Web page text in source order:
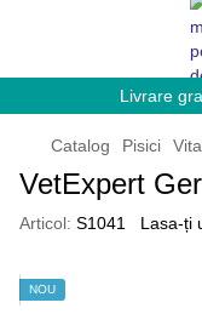
Livrare
Catalog Pisici
VetExpert
Articol: S1041 Lasa-ți
NOU